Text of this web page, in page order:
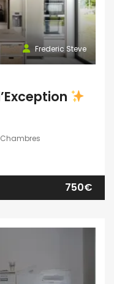
Frederic Steve
Chambres
750€